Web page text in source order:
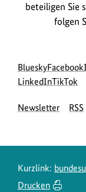
beteiligen Sie
folgen
Social
Media
Blueskyzur
Bluesky-
des
Facebook
LinkedInzur
Seite
zur
Seite
TikTok
Newsletter RSS
Kurzlink:
Drucken